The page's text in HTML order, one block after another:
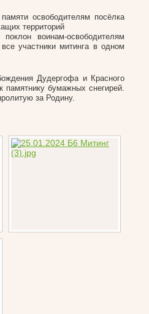
освободителям посёлка
территорий
воинам-освободителям
участники митинга в одном
Дудергофа и Красного
памятнику бумажных снегирей.
за Родину.